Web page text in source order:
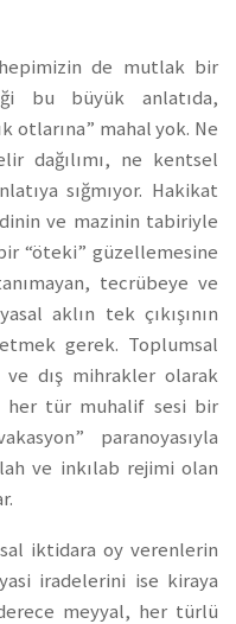
hepimizin de mutlak bir
bu büyük anlatıda,
otlarına” mahal yok. Ne
dağılımı, ne kentsel
sığmıyor. Hakikat
ve mazinin tabiriyle
“öteki” güzellemesine
tecrübeye ve
aklın tek çıkışının
gerek. Toplumsal
dış mihrakler olarak
her tür muhalif sesi bir
paranoyasıyla
ve inkılab rejimi olan
iktidara oy verenlerin
iradelerini ise kiraya
meyyal, her türlü